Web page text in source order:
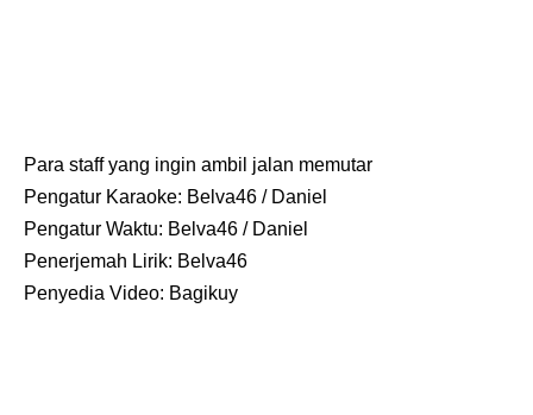
Para staff yang ingin ambil jalan memutar
Pengatur Karaoke: Belva46 / Daniel
Pengatur Waktu: Belva46 / Daniel
Penerjemah Lirik: Belva46
Penyedia Video: Bagikuy